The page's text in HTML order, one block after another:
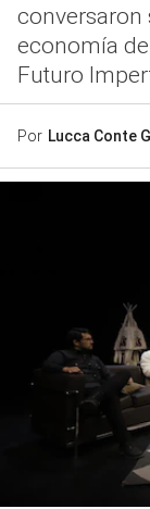
conversaron
economía
Futuro
Por Lucca Conte